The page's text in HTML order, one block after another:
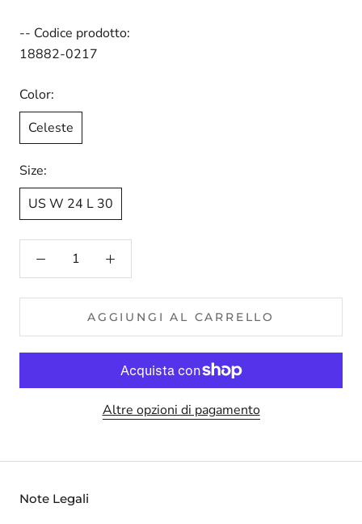
-- Codice prodotto:
18882-0217
Color:
Celeste
Size:
US W 24 L 30
AGGIUNGI AL CARRELLO
Altre opzioni di pagamento
Note Legali